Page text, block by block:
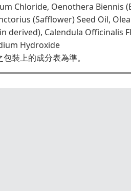
Chloride, Oenothera
(Safflower) Seed Oil,
Calendula Officinalis
Hydroxide
裝上的成分表為準。